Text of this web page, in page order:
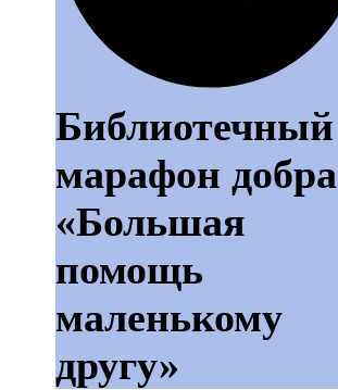
Библиотечный
марафон добра
«Большая
помощь
маленькому
другу»